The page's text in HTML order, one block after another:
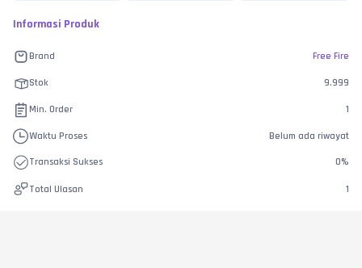
Informasi Produk
Brand Free Fire
Stok 9.999
Min. Order 1
Waktu Proses Belum ada riwayat
Transaksi Sukses 0%
Total Ulasan 1